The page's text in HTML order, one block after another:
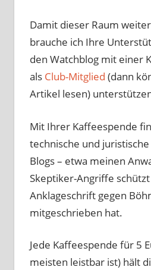
Damit dieser Raum
brauche ich Ihre
den Watchblog mit einer
als Club-Mitglied (dann
Artikel lesen)
Mit Ihrer Kaffeespende
technische und
Blogs – etwa meinen
Skeptiker-Angriffe
Anklageschrift gegen
mitgeschrieben hat.
Jede Kaffeespende für 5
meisten leistbar ist) hält